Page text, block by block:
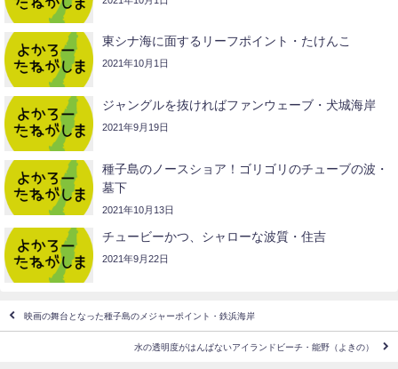
東シナ海に面するリーフポイント・たけんこ
2021年10月1日
ジャングルを抜ければファンウェーブ・犬城海岸
2021年9月19日
種子島のノースショア！ゴリゴリのチューブの波・
墓下
2021年10月13日
チュービーかつ、シャローな波質・住吉
2021年9月22日
映画の舞台となった種子島のメジャーポイント・鉄浜海岸
水の透明度がはんぱないアイランドビーチ・能野（よきの）